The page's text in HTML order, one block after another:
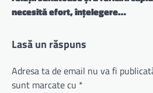
necesită efort, înțelegere…
Lasă un răspuns
Adresa ta de email nu va fi
sunt marcate cu *